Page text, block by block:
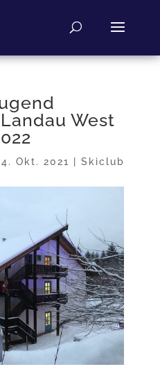
West
4. Okt. 2021 Skiclub